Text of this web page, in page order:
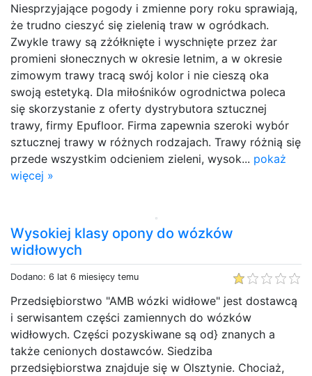
Niesprzyjające pogody i zmienne pory roku sprawiają,
że trudno cieszyć się zielenią traw w ogródkach.
Zwykle trawy są zżółknięte i wyschnięte przez żar
promieni słonecznych w okresie letnim, a w okresie
zimowym trawy tracą swój kolor i nie cieszą oka
swoją estetyką. Dla miłośników ogrodnictwa poleca
się skorzystanie z oferty dystrybutora sztucznej
trawy, firmy Epufloor. Firma zapewnia szeroki wybór
sztucznej trawy w różnych rodzajach. Trawy różnią się
przede wszystkim odcieniem zieleni, wysok... pokaż
więcej »
Wysokiej klasy opony do wózków
widłowych
Dodano: 6 lat 6 miesięcy temu
Przedsiębiorstwo "AMB wózki widłowe" jest dostawcą
i serwisantem części zamiennych do wózków
widłowych. Części pozyskiwane są od} znanych a
także cenionych dostawców. Siedziba
przedsiębiorstwa znajduje się w Olsztynie. Chociaż,